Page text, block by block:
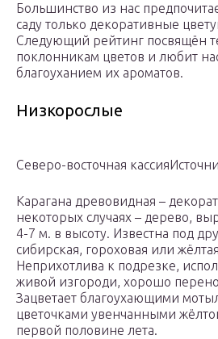
Большинство из нас
саду только декоративные
Следующий рейтинг посвящён
поклонникам цветов и любит
благоуханием их ароматов.
Низкорослые
Северо-восточная
Карагана древовидная –
некоторых случаях – дерево,
4-7 м. в высоту. Известна под
сибирская, гороховая или
Неприхотлива к подрезке,
живой изгороди, хорошо
Зацветает благоухающими
цветочками увенчанными
первой половине лета.